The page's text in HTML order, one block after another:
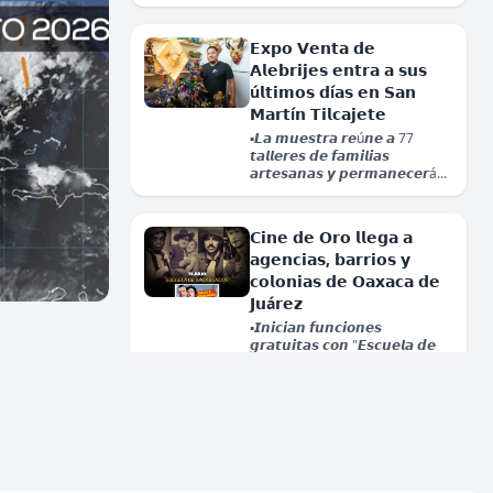
𝗘𝘅𝗽𝗼 𝗩𝗲𝗻𝘁𝗮 𝗱𝗲
𝗔𝗹𝗲𝗯𝗿𝗶𝗷𝗲𝘀 𝗲𝗻𝘁𝗿𝗮 𝗮 𝘀𝘂𝘀
ú𝗹𝘁𝗶𝗺𝗼𝘀 𝗱í𝗮𝘀 𝗲𝗻 𝗦𝗮𝗻
𝗠𝗮𝗿𝘁í𝗻 𝗧𝗶𝗹𝗰𝗮𝗷𝗲𝘁𝗲
▪️𝙇𝙖 𝙢𝙪𝙚𝙨𝙩𝙧𝙖 𝙧𝙚ú𝙣𝙚 𝙖 77
𝙩𝙖𝙡𝙡𝙚𝙧𝙚𝙨 𝙙𝙚 𝙛𝙖𝙢𝙞𝙡𝙞𝙖𝙨
𝙖𝙧𝙩𝙚𝙨𝙖𝙣𝙖𝙨 𝙮 𝙥𝙚𝙧𝙢𝙖𝙣𝙚𝙘𝙚𝙧á...
𝗖𝗶𝗻𝗲 𝗱𝗲 𝗢𝗿𝗼 𝗹𝗹𝗲𝗴𝗮 𝗮
𝗮𝗴𝗲𝗻𝗰𝗶𝗮𝘀, 𝗯𝗮𝗿𝗿𝗶𝗼𝘀 𝘆
𝗰𝗼𝗹𝗼𝗻𝗶𝗮𝘀 𝗱𝗲 𝗢𝗮𝘅𝗮𝗰𝗮 𝗱𝗲
𝗝𝘂á𝗿𝗲𝘇
▪️𝙄𝙣𝙞𝙘𝙞𝙖𝙣 𝙛𝙪𝙣𝙘𝙞𝙤𝙣𝙚𝙨
𝙜𝙧𝙖𝙩𝙪𝙞𝙩𝙖𝙨 𝙘𝙤𝙣 "𝙀𝙨𝙘𝙪𝙚𝙡𝙖 𝙙𝙚